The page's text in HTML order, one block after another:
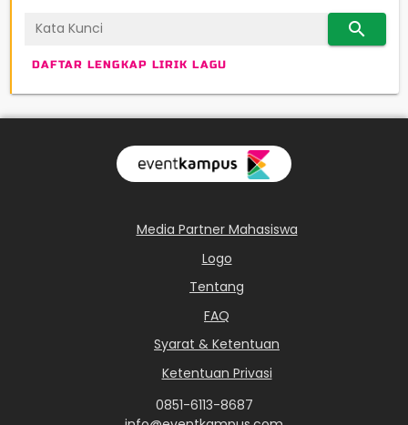
search
DAFTAR LENGKAP LIRIK LAGU
Media Partner Mahasiswa
Logo
Tentang
FAQ
Syarat & Ketentuan
Ketentuan Privasi
0851-6113-8687